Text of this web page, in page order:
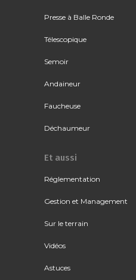
Presse à Balle Ronde
Télescopique
Semoir
Andaineur
Faucheuse
Déchaumeur
Et aussi
Réglementation
Gestion et Management
Sur le terrain
Vidéos
Astuces